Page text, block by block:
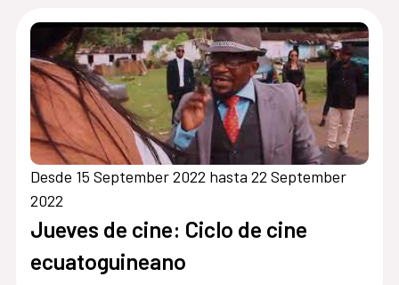
Desde 15 September 2022 hasta 22 September
2022
Jueves de cine: Ciclo de cine
ecuatoguineano